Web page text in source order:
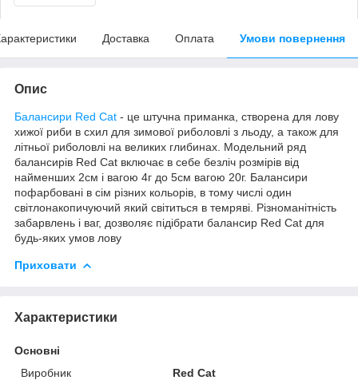
Доставка Оплата Умови повернення
Опис
Балансири Red Cat - це штучна приманка, створена для лову
хижої риби в схил для зимової риболовлі з льоду, а також для
літньої риболовлі на великих глибинах. Модельний ряд
балансирів Red Cat включає в себе безліч розмірів від
найменших 2см і вагою 4г до 5см вагою 20г. Балансири
пофарбовані в сім різних кольорів, в тому числі один
світлонакопичуючий який світиться в темряві. Різноманітність
забарвлень і ваг, дозволяє підібрати балансир Red Cat для
будь-яких умов лову
Приховати
Характеристики
Основні
Виробник
Red Cat